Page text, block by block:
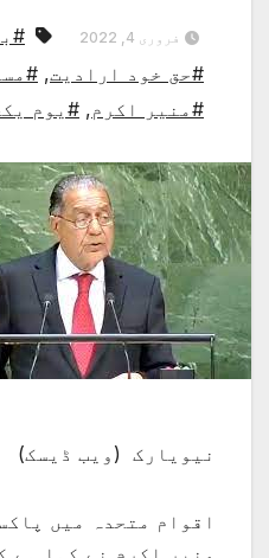
فروری 4, 2022
#حق خود ارادیت,
#منیر اکرم, #یوم
نیویارک (ویب ڈیسک)
اقوام متحدہ میں